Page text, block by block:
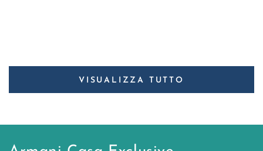
VISUALIZZA TUTTO